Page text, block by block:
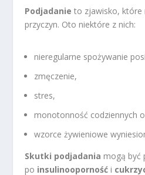
Podjadanie to zjawisko, które
przyczyn. Oto niektóre z nich:
nieregularne spożywanie
zmęczenie,
stres,
monotonność codziennych
wzorce żywieniowe
Skutki podjadania mogą być
po insulinooporność i